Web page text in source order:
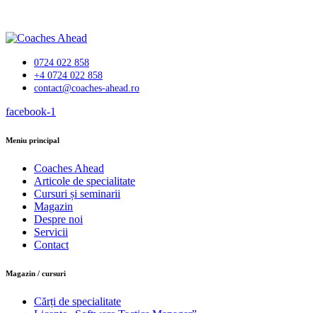
0724 022 858
+4 0724 022 858
contact@coaches-ahead.ro
facebook-1
Meniu principal
Coaches Ahead
Articole de specialitate
Cursuri și seminarii
Magazin
Despre noi
Servicii
Contact
Magazin / cursuri
Cărți de specialitate